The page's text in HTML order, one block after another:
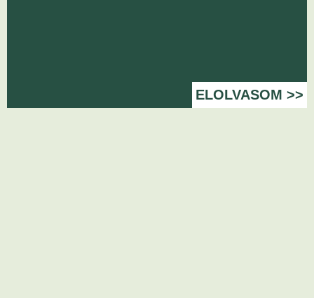
ELOLVASOM >>